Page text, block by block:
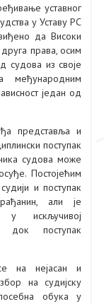
уставног
у Уставу РС
да Високи
права, осим
судова из своје
међународним
један од
представља и
поступак
судова може
Постојећим
и поступак
али је
у искључивој
док поступак
на нејасан и
на судијску
обука у